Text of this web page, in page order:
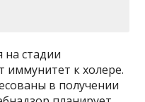
на стадии
иммунитет к холере.
в получении